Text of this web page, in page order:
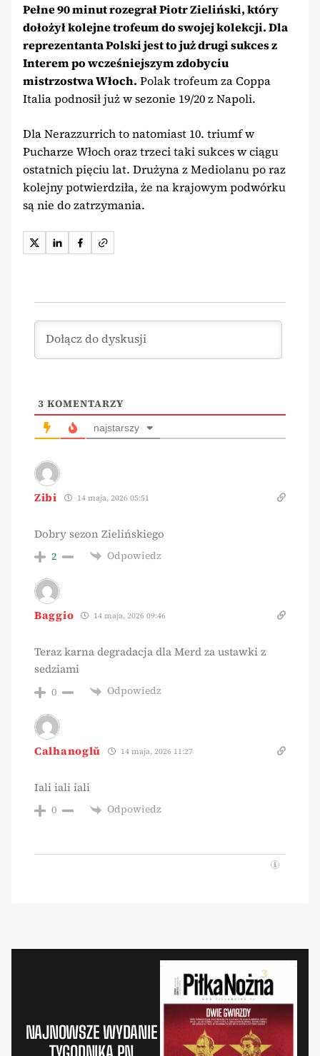
Pełne 90 minut rozegrał Piotr Zieliński, który
dołożył kolejne trofeum do swojej kolekcji. Dla
reprezentanta Polski jest to już drugi sukces z
Interem po wcześniejszym zdobyciu
mistrzostwa Włoch. Polak trofeum za Coppa
Italia podnosił już w sezonie 19/20 z Napoli.
Dla Nerazzurrich to natomiast 10. triumf w
Pucharze Włoch oraz trzeci taki sukces w ciągu
ostatnich pięciu lat. Drużyna z Mediolanu po raz
kolejny potwierdziła, że na krajowym podwórku
są nie do zatrzymania.
3 KOMENTARZY
najstarszy
Zibi 14 maja, 2026 05:51
Dobry sezon Zielińskiego
2 Odpowiedz
Baggio 14 maja, 2026 09:46
Teraz karna degradacja dla Merd za ustawki z
sedziami
0 Odpowiedz
Calhanoglŭ 14 maja, 2026 11:27
Iali iali iali
0 Odpowiedz
NAJNOWSZE WYDANIE